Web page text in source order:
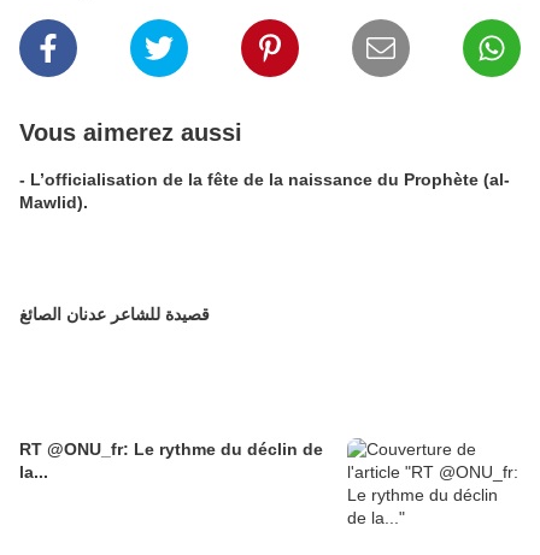
Vous aimerez aussi
- L’officialisation de la fête de la naissance du Prophète (al-
Mawlid).
قصيدة للشاعر عدنان الصائغ
RT @ONU_fr: Le rythme du déclin de
la...